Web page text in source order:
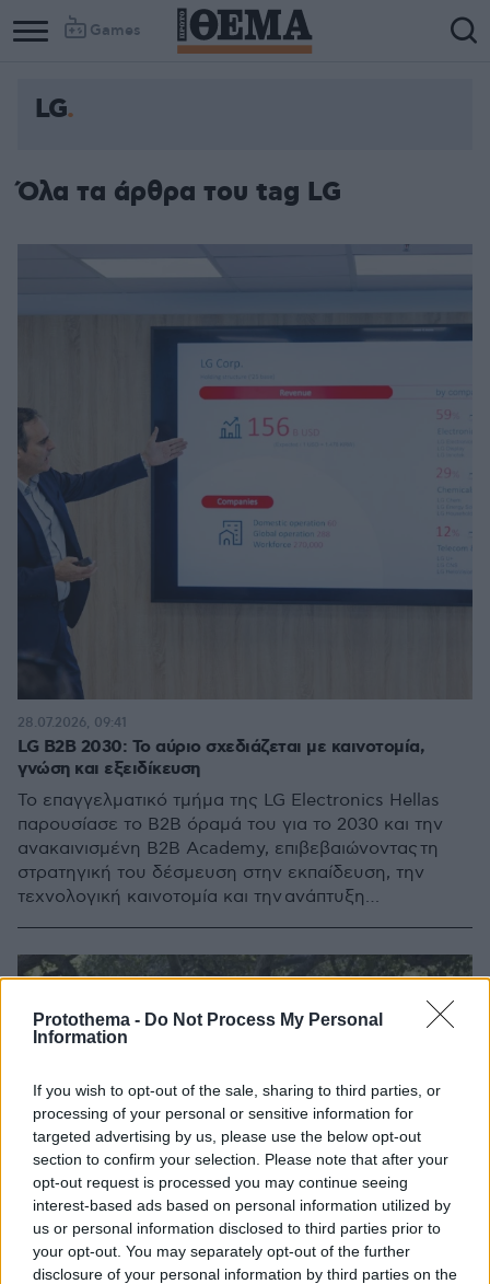
Protothema - Do Not Process My Personal
Information
If you wish to opt-out of the sale, sharing to third parties, or
processing of your personal or sensitive information for
targeted advertising by us, please use the below opt-out
section to confirm your selection. Please note that after your
opt-out request is processed you may continue seeing
interest-based ads based on personal information utilized by
us or personal information disclosed to third parties prior to
your opt-out. You may separately opt-out of the further
disclosure of your personal information by third parties on the
Games
LG
Όλα τα άρθρα του tag LG
LG B2B 2030: Το αύριο σχεδιάζεται με καινοτομία,
γνώση και εξειδίκευση
Το επαγγελματικό τμήμα της LG Electronics Hellas
παρουσίασε το B2B όραμά του για το 2030 και την
ανακαινισμένη B2B Academy, επιβεβαιώνοντας τη
στρατηγική του δέσμευση στην εκπαίδευση, την
τεχνολογική καινοτομία και την ανάπτυξη
28.07.2026, 09:41